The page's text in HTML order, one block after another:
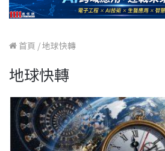
首頁 /地球快轉
地球快轉